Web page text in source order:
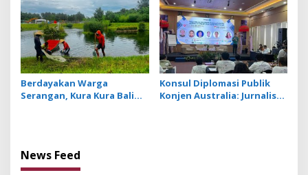
Berdayakan Warga
Serangan, Kura Kura Bali
Konsul Diplomasi Publik
Konjen Australia: Jurnalis
News Feed